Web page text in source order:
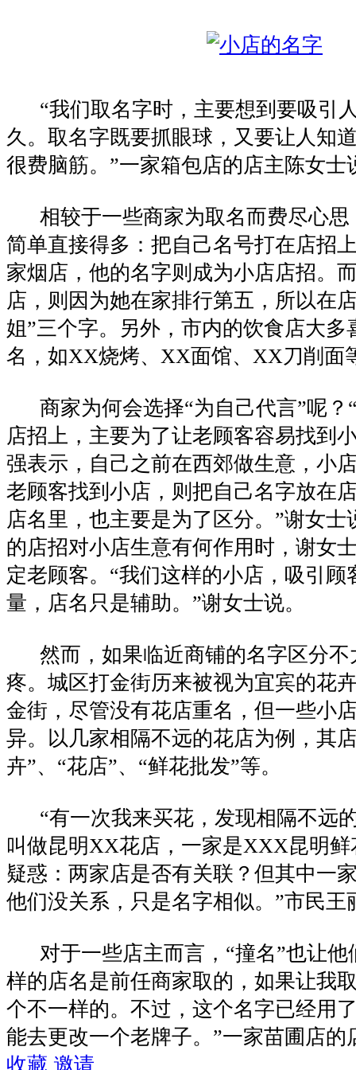
“我们取名字时，主要想到要吸引
久。取名字既要抓眼球，又要让人知
很费脑筋。”一家箱包店的店主陈女士
相较于一些商家为取名而费尽心思
简单直接得多：把自己名号打在店招
家烟店，他的名字则成为小店店招。
店，则因为她在家排行第五，所以在
姐”三个字。另外，市内的饮食店大多
名，如XX烧烤、XX面馆、XX刀削面
商家为何会选择“为自己代言”呢？
店招上，主要为了让老顾客容易找到
强表示，自己之前在西郊做生意，小
老顾客找到小店，则把自己名字放在
店名里，也主要是为了区分。”谢女士
的店招对小店生意有何作用时，谢女
定老顾客。“我们这样的小店，吸引顾
量，店名只是辅助。”谢女士说。
然而，如果临近商铺的名字区分不
疼。城区打金街历来被视为宜宾的花
金街，尽管没有花店重名，但一些小
异。以几家相隔不远的花店为例，其
卉”、“花店”、“鲜花批发”等。
“有一次我来买花，发现相隔不远
叫做昆明XX花店，一家是XXX昆明
疑惑：两家店是否有关联？但其中一
他们没关系，只是名字相似。”市民王
对于一些店主而言，“撞名”也让他
样的店名是前任商家取的，如果让我
个不一样的。不过，这个名字已经用
能去更改一个老牌子。”一家苗圃店的
收藏 邀请